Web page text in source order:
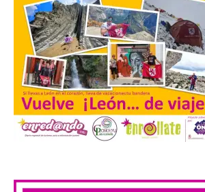
contaminación lumínica
de Europa, un recurso
natural que permite disfrutar de
actividades de astroturismo durante todo
el año. La Dirección General de Turismo
ha puesto en marcha diversas iniciativas
relacionadas […]
Cabárceno prepara tres
enclaves privilegiados
agosto